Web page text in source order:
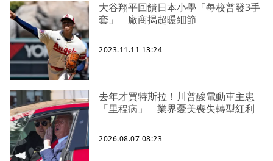
大谷翔平回饋日本小學「每校普發3手
套」 廠商揭超暖細節
2023.11.11 13:24
去年才買特斯拉！川普酸電動車主患
「里程病」 業界憂美喪失轉型紅利
2026.08.07 08:23